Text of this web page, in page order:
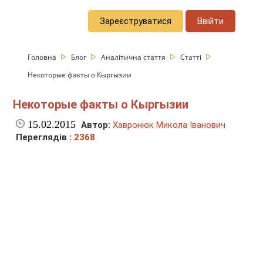
Зареєструватися Ввійти
Головна Блог Аналітична стаття
Статті
Некоторые факты о Кыргызии
Некоторые факты о Кыргызии
15.02.2015 Автор: Хавронюк Микола Іванович
Переглядів : 2368